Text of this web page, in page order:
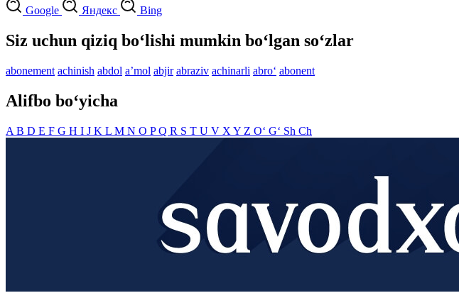
Google Яндекс Bing
Siz uchun qiziq bo‘lishi mumkin bo‘lgan so‘zlar
abonement achinish abdol aʼmol abjir abraziv achinarli abro‘ abonent
Alifbo bo‘yicha
A B D E F G H I J K L M N O PQ R S T U V X Y Z O‘ G‘ Sh Ch